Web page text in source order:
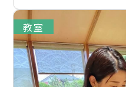
教室